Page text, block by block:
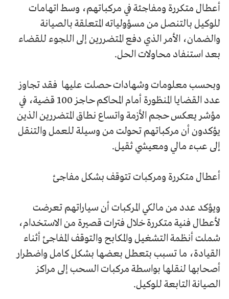
أعطال متكررة ومفاجئة في مركباتهم، وسط اتهامات
للوكيل بالتنصل من مسؤولياته المتعلقة بالصيانة
والضمان، الأمر الذي دفع المتضررين إلى اللجوء للقضاء
بعد استنفاد محاولات الحل.
وبحسب معلومات وشهادات حصلت عليها فقد تجاوز
عدد القضايا المنظورة أمام المحاكم حاجز 100 قضية، في
مؤشر يعكس حجم الأزمة واتساع نطاق المتضررين الذين
يؤكدون أن مركباتهم تحولت من وسيلة للعمل والتنقل
إلى عبء مالي ومعيشي ثقيل.
أعطال متكررة ومركبات تتوقف بشكل مفاجئ
ويؤكد عدد من مالكي المركبات أن سياراتهم تعرضت
لأعطال فنية متكررة خلال فترات قصيرة من الاستخدام،
شملت أنظمة التشغيل والمكابح والتوقف المفاجئ أثناء
القيادة، ما تسبب بتعطل بعضها بشكل كامل واضطرار
أصحابها لنقلها بواسطة مركبات السحب إلى مراكز
الصيانة التابعة للوكيل.